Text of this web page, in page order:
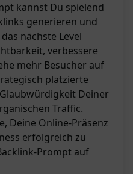
kannst Du spielend
generieren und
nächste Level
verbessere
mehr Besucher auf
platzierte
Deiner
Traffic.
Deine Online-Präsenz
erfolgreich zu
Prompt auf